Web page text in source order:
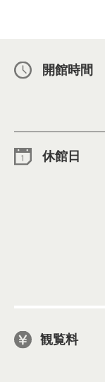
開館時間
休館日
観覧料